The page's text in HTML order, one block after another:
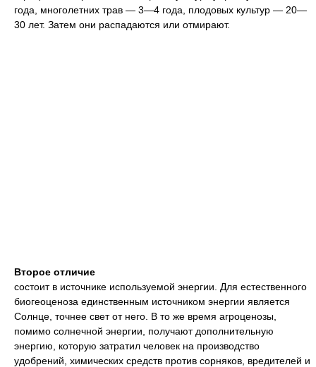
года, многолетних трав — 3—4 года, плодовых культур — 20—
30 лет. Затем они распадаются или отмирают.
Второе отличие
состоит в источнике используемой энергии. Для естественного
биогеоценоза единственным источником энергии является
Солнце, точнее свет от него. В то же время агроценозы,
помимо солнечной энергии, получают дополнительную
энергию, которую затратил человек на производство
удобрений, химических средств против сорняков, вредителей и